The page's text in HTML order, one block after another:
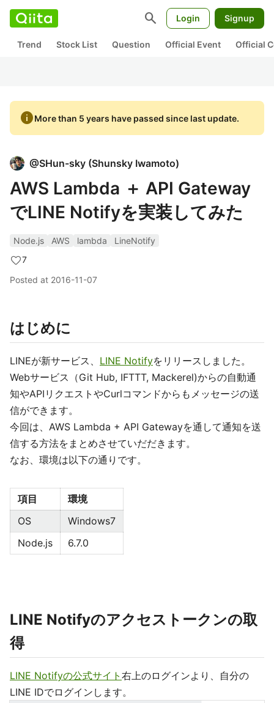
search Login Signup
Trend Stock List Question Official Event Official
infoMore than 5 years have passed since last update.
@SHun-sky (Shunsky Iwamoto)
AWS Lambda ＋ API Gateway
でLINE Notifyを実装してみた
Node.js AWS lambda
LineNotify
7
Posted at 2016-11-07
はじめに
LINEが新サービス、 LINE Notifyをリリースしました。
Webサービス（Git Hub, IFTTT, Mackerel)からの自動通
知やAPIリクエストやCurlコマンドからもメッセージの送
信ができます。
今回は、AWS Lambda + API Gatewayを通して通知を送
信する方法をまとめさせていだだきます。
なお、環境は以下の通りです。
項目
環境
OS
Windows7
Node.js
6.7.0
LINE Notifyのアクセストークンの取
得
LINE Notifyの公式サイト 右上のログインより、自分の
LINE IDでログインします。